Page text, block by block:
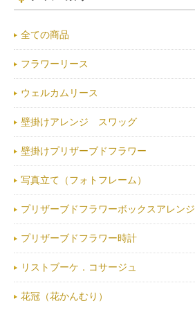
全ての商品
フラワーリース
ウェルカムリース
壁掛けアレンジ スワッグ
壁掛けプリザーブドフラワー
写真立て（フォトフレーム）
プリザーブドフラワーボックスアレンジ
プリザーブドフラワー時計
リストブーケ．コサージュ
花冠（花かんむり）